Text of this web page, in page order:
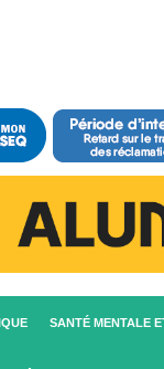
SANTÉ MENTALE